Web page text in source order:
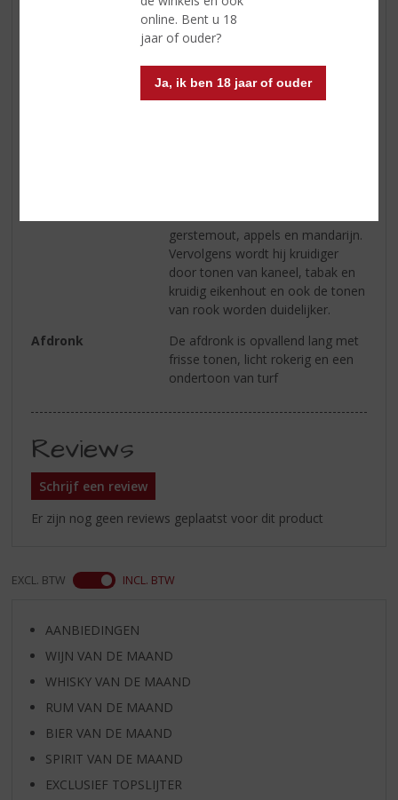
online. Bent u 18
jaar of ouder?
Ja, ik ben 18 jaar of ouder
Alcoholpercentage
46% vol
Medium & Granig
gerstemout, appels en mandarijn.
Vervolgens wordt hij kruidiger
door tonen van kaneel, tabak en
kruidig eikenhout en ook de tonen
van rook worden duidelijker.
Afdronk
De afdronk is opvallend lang met
frisse tonen, licht rokerig en een
ondertoon van turf
Reviews
Schrijf een review
Er zijn nog geen reviews geplaatst voor dit product
EXCL. BTW INCL. BTW
AANBIEDINGEN
WIJN VAN DE MAAND
WHISKY VAN DE MAAND
RUM VAN DE MAAND
BIER VAN DE MAAND
SPIRIT VAN DE MAAND
EXCLUSIEF TOPSLIJTER